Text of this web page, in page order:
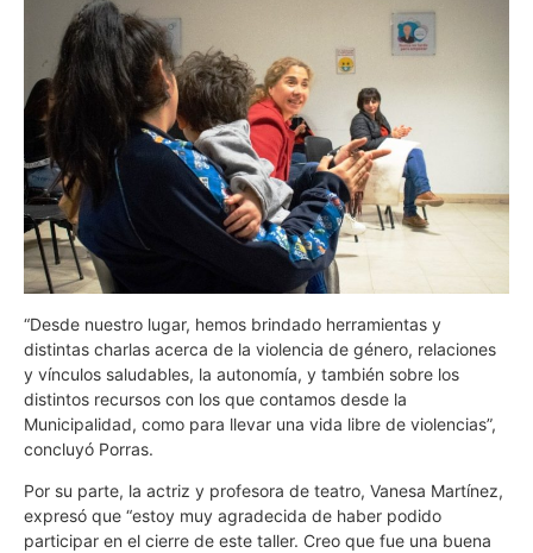
“Desde nuestro lugar, hemos brindado herramientas y
distintas charlas acerca de la violencia de género, relaciones
y vínculos saludables, la autonomía, y también sobre los
distintos recursos con los que contamos desde la
Municipalidad, como para llevar una vida libre de violencias”,
concluyó Porras.
Por su parte, la actriz y profesora de teatro, Vanesa Martínez,
expresó que “estoy muy agradecida de haber podido
participar en el cierre de este taller. Creo que fue una buena